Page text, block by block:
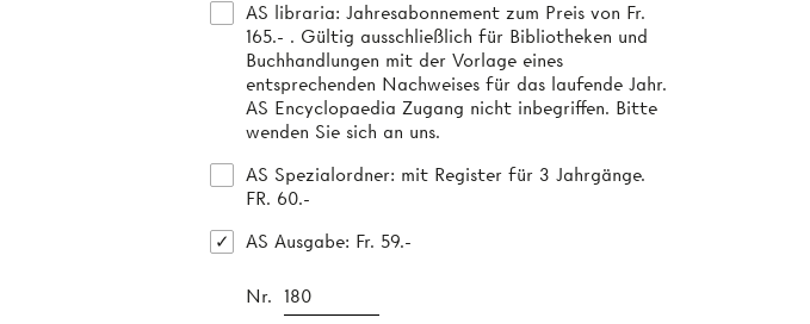
AS libraria: Jahresabonnement zum Preis von Fr.
165.- . Gültig ausschließlich für Bibliotheken und
Buchhandlungen mit der Vorlage eines
entsprechenden Nachweises für das laufende Jahr.
AS Encyclopaedia Zugang nicht inbegriffen. Bitte
wenden Sie sich an uns.
AS Spezialordner: mit Register für 3 Jahrgänge.
FR. 60.-
AS Ausgabe: Fr. 59.-
Nr.